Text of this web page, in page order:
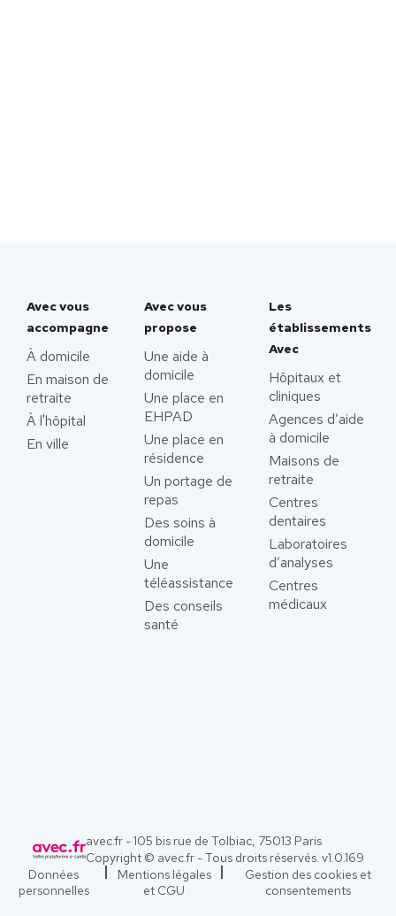
Avec vous
accompagne
À domicile
En maison de
retraite
À l'hôpital
En ville
Avec vous
propose
Une aide à
domicile
Une place en
EHPAD
Une place en
résidence
Un portage de
repas
Des soins à
domicile
Une
téléassistance
Des conseils
santé
Les
établissements
Avec
Hôpitaux et
cliniques
Agences d’aide
à domicile
Maisons de
retraite
Centres
dentaires
Laboratoires
d’analyses
Centres
médicaux
avec.fr - 105 bis rue de Tolbiac, 75013 Paris
Copyright © avec.fr - Tous droits réservés. v1.0.169
Données
personnelles
Mentions légales
et CGU
Gestion des cookies et
consentements